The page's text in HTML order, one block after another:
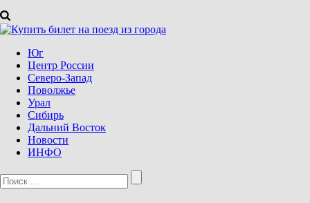
Юг
Центр России
Северо-Запад
Поволжье
Урал
Сибирь
Дальний Восток
Новости
ИНФО